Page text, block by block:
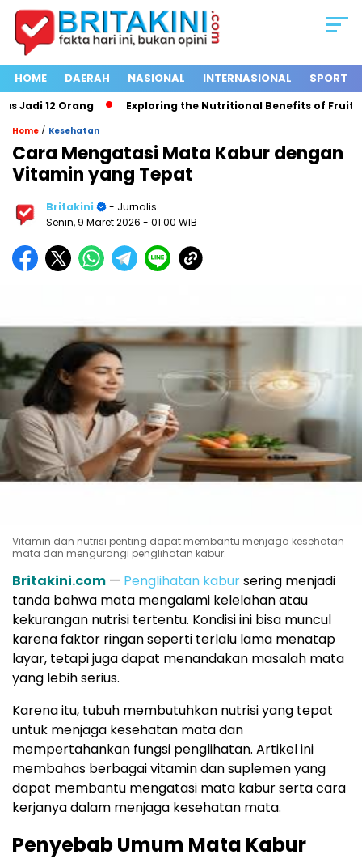
HOME DAERAH NASIONAL INTERNASIONAL SPORT
12 Orang Exploring the Nutritional Benefits of Fruits in a
Home / Kesehatan
Cara Mengatasi Mata Kabur dengan
Vitamin yang Tepat
Britakini
- Jurnalis
Senin, 9 Maret 2026 - 01:00 WIB
Vitamin dan nutrisi penting dapat membantu menjaga kesehatan
mata dan mengurangi penglihatan kabur.
Britakini.com — Penglihatan kabursering menjadi
tanda bahwa mata mengalami kelelahan atau
kekurangan nutrisi tertentu. Kondisi ini bisa muncul
karena faktor ringan seperti terlalu lama menatap
layar, tetapi juga dapat menandakan masalah mata
yang lebih serius.
Karena itu, tubuh membutuhkan nutrisi yang tepat
untuk menjaga kesehatan mata dan
mempertahankan fungsi penglihatan. Artikel ini
membahas berbagai vitamin dan suplemen yang
dapat membantu mengatasi mata kabur serta cara
kerjanya dalam menjaga kesehatan mata.
Penyebab Umum Mata Kabur